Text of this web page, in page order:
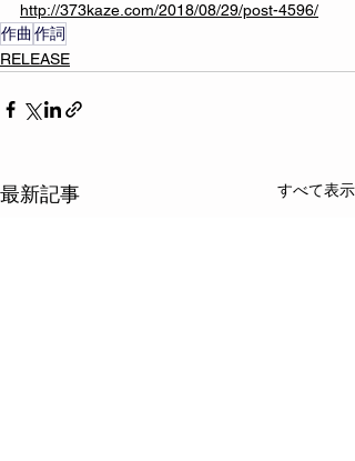
http://373kaze.com/2018/08/29/post-4596/
作曲 作詞
RELEASE
最新記事 すべて表示